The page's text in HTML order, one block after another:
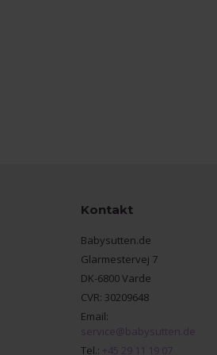
Kontakt
Babysutten.de
Glarmestervej 7
DK-6800 Varde
CVR: 30209648
Email:
service@babysutten.de
Tel.: +45 29 11 19 07